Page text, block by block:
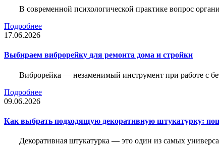
В современной психологической практике вопрос
Подробнее
17.06.2026
Выбираем виброрейку для ремонта дома и стройки
Виброрейка — незаменимый инструмент при работе с
Подробнее
09.06.2026
Как выбрать подходящую декоративную штукатурку:
Декоративная штукатурка — это один из самых